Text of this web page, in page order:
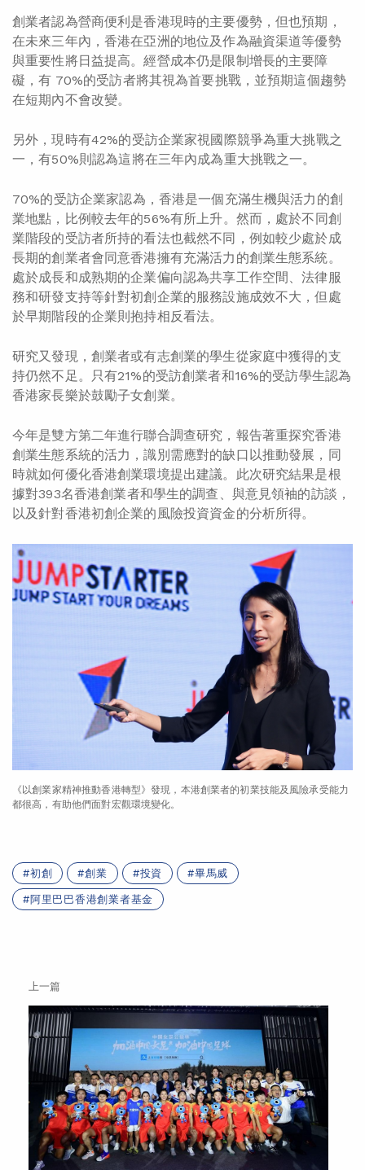
創業者認為營商便利是香港現時的主要優勢，但也預期，
在未來三年內，香港在亞洲的地位及作為融資渠道等優勢
與重要性將日益提高。經營成本仍是限制增長的主要障
礙，有 70%的受訪者將其視為首要挑戰，並預期這個趨勢
在短期內不會改變。
另外，現時有42%的受訪企業家視國際競爭為重大挑戰之
一，有50%則認為這將在三年內成為重大挑戰之一。
70%的受訪企業家認為，香港是一個充滿生機與活力的創
業地點，比例較去年的56%有所上升。然而，處於不同創
業階段的受訪者所持的看法也截然不同，例如較少處於成
長期的創業者會同意香港擁有充滿活力的創業生態系統。
處於成長和成熟期的企業偏向認為共享工作空間、法律服
務和研發支持等針對初創企業的服務設施成效不大，但處
於早期階段的企業則抱持相反看法。
研究又發現，創業者或有志創業的學生從家庭中獲得的支
持仍然不足。只有21%的受訪創業者和16%的受訪學生認為
香港家長樂於鼓勵子女創業。
今年是雙方第二年進行聯合調查研究，報告著重探究香港
創業生態系統的活力，識別需應對的缺口以推動發展，同
時就如何優化香港創業環境提出建議。此次研究結果是根
據對393名香港創業者和學生的調查、與意見領袖的訪談，
以及針對香港初創企業的風險投資資金的分析所得。
《以創業家精神推動香港轉型》發現，本港創業者的初業技能及風險承受能力
都很高，有助他們面對宏觀環境變化。
初創 創業 投資 畢馬威
阿里巴巴香港創業者基金
上一篇